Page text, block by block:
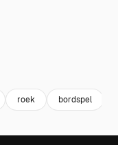
roek bordspel